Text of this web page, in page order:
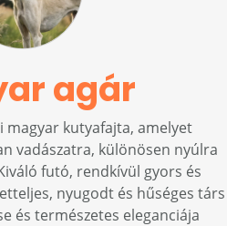
agár
magyar kutyafajta, amelyet
vadászatra, különösen nyúlra
futó, rendkívül gyors és
nyugodt és hűséges társ
és természetes eleganciája